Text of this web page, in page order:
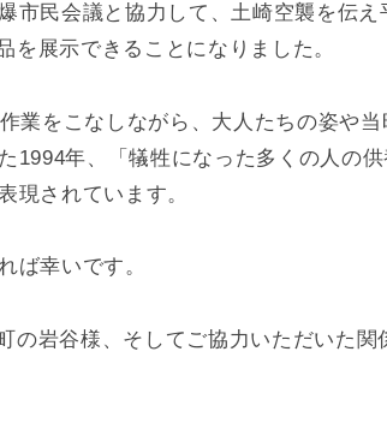
市民会議と協力して、土崎空襲を伝え
展示できることになりました。
業をこなしながら、大人たちの姿や当
1994年、「犠牲になった多くの人の
現されています。
ば幸いです。
岩谷様、そしてご協力いただいた関